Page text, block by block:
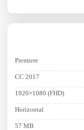
Premiere
CC 2017
1920×1080 (FHD)
Horizontal
57 MB